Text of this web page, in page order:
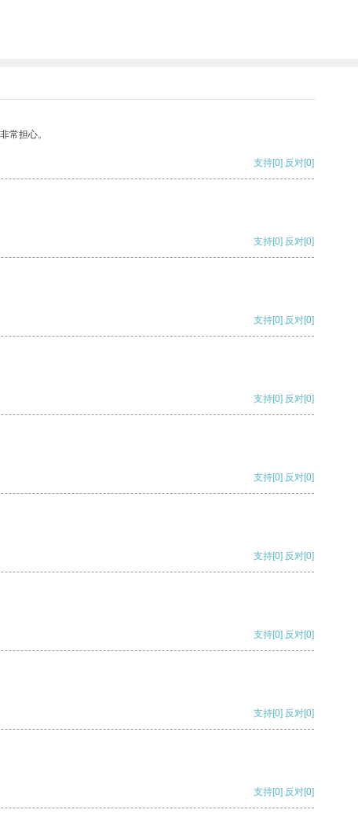
常担心。
支持[0] 反对[0]
支持[0] 反对[0]
支持[0] 反对[0]
支持[0] 反对[0]
支持[0] 反对[0]
支持[0] 反对[0]
支持[0] 反对[0]
支持[0] 反对[0]
支持[0] 反对[0]